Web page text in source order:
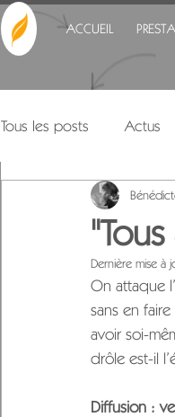
ACCUEIL
Tous les posts Actus
Dernière mise à
On attaque
sans en
avoir soi-
drôle est-il
Diffusion :